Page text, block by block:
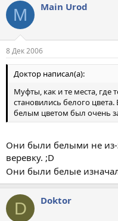
M Main Urod
8 Дек 2006
Доктор написал(а):
Муфты, как и те места, где
становились белого
белым цветом был очень
Они были белыми не из-
веревку. ;D
Они были белые
D Doktor